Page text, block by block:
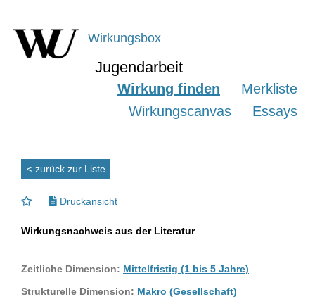
Wirkungsbox
Jugendarbeit
Wirkung finden
Merkliste
Wirkungscanvas
Essays
< zurück zur Liste
Druckansicht
Wirkungsnachweis aus der Literatur
Zeitliche Dimension: Mittelfristig (1 bis 5 Jahre)
Strukturelle Dimension: Makro (Gesellschaft)